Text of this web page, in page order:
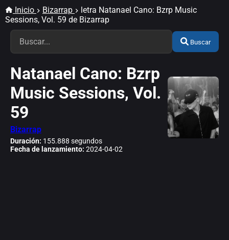
Inicio Bizarrap
letra Natanael Cano: Bzrp Music
Sessions, Vol. 59 de Bizarrap
Buscar
Natanael Cano: Bzrp
Music Sessions, Vol.
59
Bizarrap
Duración: 155.888 segundos
Fecha de lanzamiento: 2024-04-02